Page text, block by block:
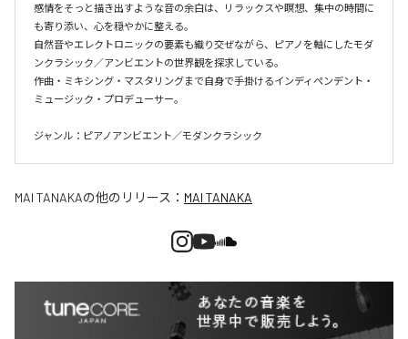
感情をそっと描き出すような音の余白は、リラックスや瞑想、集中の時間に
も寄り添い、心を穏やかに整える。
自然音やエレクトロニックの要素も織り交ぜながら、ピアノを軸にしたモダ
ンクラシック／アンビエントの世界観を探求している。
作曲・ミキシング・マスタリングまで自身で手掛けるインディペンデント・
ミュージック・プロデューサー。
ジャンル：ピアノアンビエント／モダンクラシック
MAI TANAKAの他のリリース： MAI TANAKA